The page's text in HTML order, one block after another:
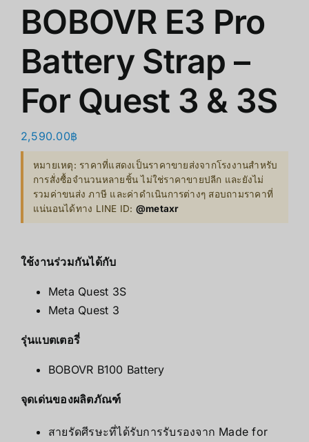
BOBOVR E3 Pro
Battery Strap –
For Quest 3 & 3S
2,590.00฿
หมายเหตุ: ราคาที่แสดงเป็นราคาขายส่งจากโรงงานสำหรับ
การสั่งซื้อจำนวนหลายชิ้น ไม่ใช่ราคาขายปลีก และยังไม่
รวมค่าขนส่ง ภาษี และค่าดำเนินการต่างๆ สอบถามราคาที่
แน่นอนได้ทาง LINE ID: @metaxr
ใช้งานร่วมกันได้กับ
Meta Quest 3S
Meta Quest 3
รุ่นแบตเตอรี่
BOBOVR B100 Battery
จุดเด่นของผลิตภัณฑ์
สายรัดศีรษะที่ได้รับการรับรองจาก Made for